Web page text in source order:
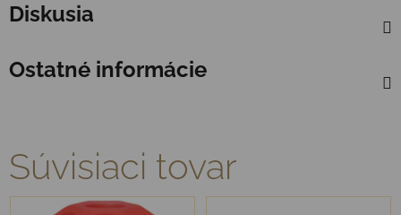
Diskusia
Ostatné informácie
Súvisiaci tovar